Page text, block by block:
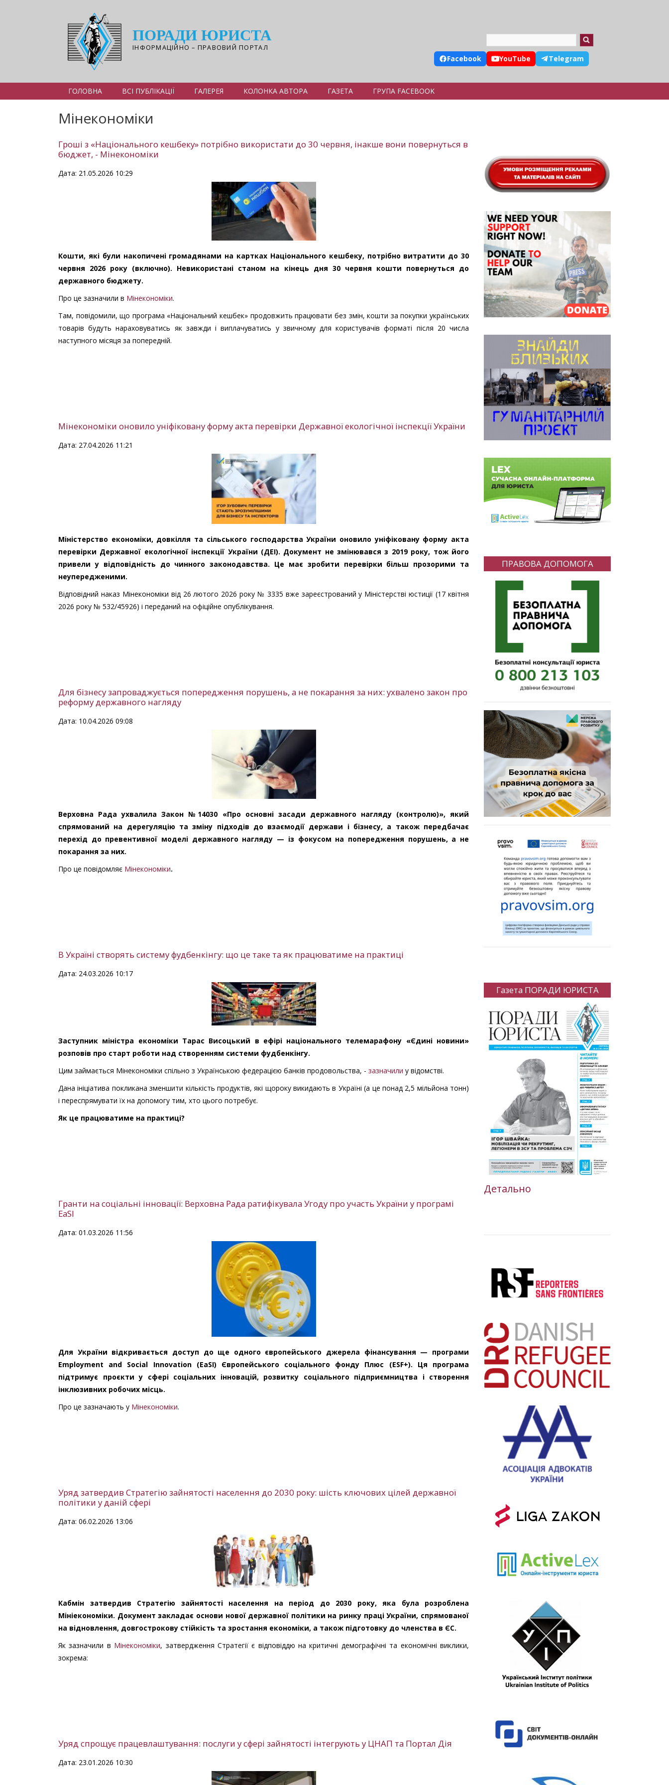
ПОРАДИ ЮРИСТА
ІНФОРМАЦІЙНО – ПРАВОВИЙ ПОРТАЛ
Facebook YouTube Telegram
ГОЛОВНА ВСІ ПУБЛІКАЦІЇ ГАЛЕРЕЯ КОЛОНКА АВТОРА ГАЗЕТА ГРУПА FACEBOOK
Мінекономіки
Гроші з «Національного кешбеку» потрібно використати до 30 червня, інакше вони повернуться в
бюджет, - Мінекономіки
Дата: 21.05.2026 10:29
Кошти, які були накопичені громадянами на картках Національного кешбеку, потрібно витратити до 30
червня 2026 року (включно). Невикористані станом на кінець дня 30 червня кошти повернуться до
державного бюджету.
Про це зазначили в Мінекономіки.
Там, повідомили, що програма «Національний кешбек» продовжить працювати без змін, кошти за покупки українських
товарів будуть нараховуватись як завжди і виплачуватись у звичному для користувачів форматі після 20 числа
наступного місяця за попередній.
Мінекономіки оновило уніфіковану форму акта перевірки Державної екологічної інспекції України
Дата: 27.04.2026 11:21
Міністерство економіки, довкілля та сільського господарства України оновило уніфіковану форму акта
перевірки Державної екологічної інспекції України (ДЕІ). Документ не змінювався з 2019 року, тож його
привели у відповідність до чинного законодавства. Це має зробити перевірки більш прозорими та
неупередженими.
Відповідний наказ Мінекономіки від 26 лютого 2026 року № 3335 вже зареєстрований у Міністерстві юстиції (17 квітня
2026 року № 532/45926) і переданий на офіційне опублікування.
Для бізнесу запроваджується попередження порушень, а не покарання за них: ухвалено закон про
реформу державного нагляду
Дата: 10.04.2026 09:08
Верховна Рада ухвалила Закон №14030 «Про основні засади державного нагляду (контролю)», який
спрямований на дерегуляцію та зміну підходів до взаємодії держави і бізнесу, а також передбачає
перехід до превентивної моделі державного нагляду — із фокусом на попередження порушень, а не
покарання за них.
Про це повідомляє Мінекономіки.
В Україні створять систему фудбенкінгу: що це таке та як працюватиме на практиці
Дата: 24.03.2026 10:17
Заступник міністра економіки Тарас Висоцький в ефірі національного телемарафону «Єдині новини»
розповів про старт роботи над створенням системи фудбенкінгу.
Цим займається Мінекономіки спільно з Українською федерацією банків продовольства, - зазначили у відомстві.
Дана ініціатива покликана зменшити кількість продуктів, які щороку викидають в Україні (а це понад 2,5 мільйона тонн)
і переспрямувати їх на допомогу тим, хто цього потребує.
Як це працюватиме на практиці?
Гранти на соціальні інновації: Верховна Рада ратифікувала Угоду про участь України у програмі
EaSI
Дата: 01.03.2026 11:56
Для України відкривається доступ до ще одного європейського джерела фінансування — програми
Employment and Social Innovation (EaSI) Європейського соціального фонду Плюс (ESF+). Ця програма
підтримує проєкти у сфері соціальних інновацій, розвитку соціального підприємництва і створення
інклюзивних робочих місць.
Про це зазначають у Мінекономіки.
Уряд затвердив Стратегію зайнятості населення до 2030 року: шість ключових цілей державної
політики у даній сфері
Дата: 06.02.2026 13:06
Кабмін затвердив Стратегію зайнятості населення на період до 2030 року, яка була розроблена
Мініекономіки. Документ закладає основи нової державної політики на ринку праці України, спрямованої
на відновлення, довгострокову стійкість та зростання економіки, а також підготовку до членства в ЄС.
Як зазначили в Мінекономіки, затвердження Стратегії є відповіддю на критичні демографічні та економічні виклики,
зокрема:
Уряд спрощує працевлаштування: послуги у сфері зайнятості інтегрують у ЦНАП та Портал Дія
Дата: 23.01.2026 10:30
ПРАВОВА ДОПОМОГА
Газета ПОРАДИ ЮРИСТА
Детально